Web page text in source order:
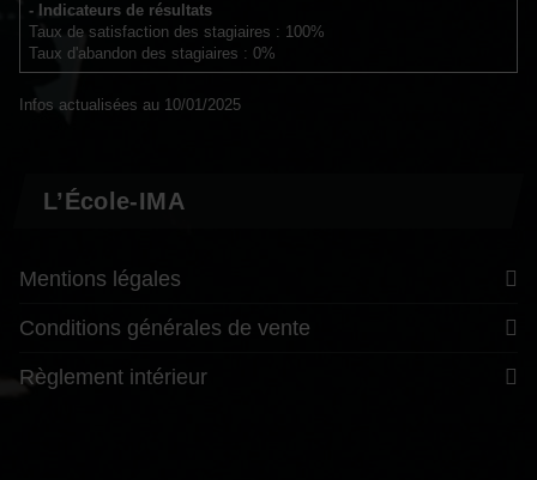
- Indicateurs de résultats
Taux de satisfaction des stagiaires : 100%
Taux d'abandon des stagiaires : 0%
Infos actualisées au 10/01/2025
L’École-IMA
Mentions légales
Conditions générales de vente
Règlement intérieur